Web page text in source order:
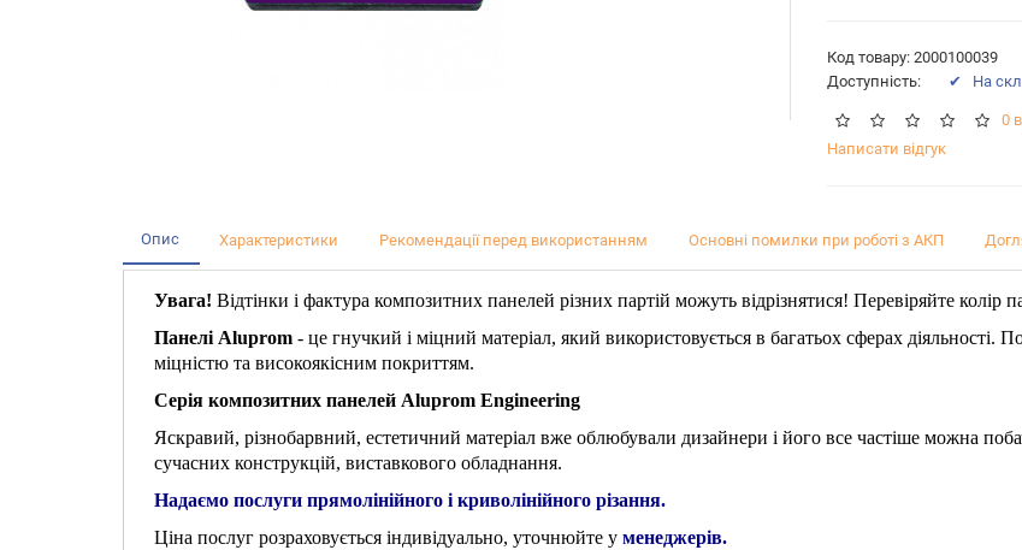
Код товару: 2000100039
Доступність:
✔ На
0
Написати відгук
Опис Характеристики Рекомендації перед використанням Основні помилки при роботі з АКП
Увага! Відтінки і фактура композитних панелей різних партій можуть відрізнятися! Перевіряйте колір
Панелі Aluprom - це гнучкий і міцний матеріал, який використовується в багатьох сферах діяльності.
міцністю та високоякісним покриттям.
Серія композитних панелей Aluprom Engineering
Яскравий, різнобарвний, естетичний матеріал вже облюбували дизайнери і його все частіше можна
сучасних конструкцій, виставкового обладнання.
Надаємо послуги прямолінійного і криволінійного різання.
Ціна послуг розраховується індивідуально, уточнюйте у менеджерів.